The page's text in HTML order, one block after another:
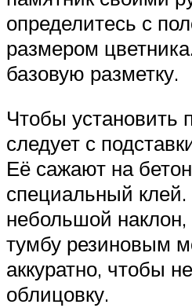
определитесь с
размером
базовую разметку.
Чтобы установить
следует с
Её сажают на
специальный клей.
небольшой
тумбу резиновым
аккуратно, чтобы
облицовку.